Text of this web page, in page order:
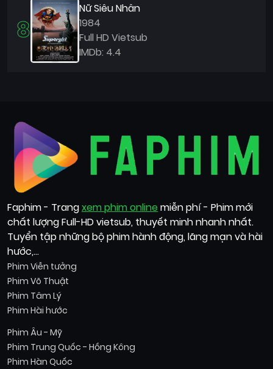
8
Nữ Siêu Nhân
1984
Full HD Vietsub
IMDb: 4.4
Faphim - Trangxem phim online miễn phí - Phim mới
chất lượng Full-HD vietsub, thuyết minh nhanh nhất.
Tuyển tập những bộ phim hành động, lãng mạn và hài
hước,...
Phim Viễn tưởng
Phim Võ Thuật
Phim Tâm Lý
Phim Hài hước
Phim Âu - Mỹ
Phim Trung Quốc - Hồng Kông
Phim Hàn Quốc